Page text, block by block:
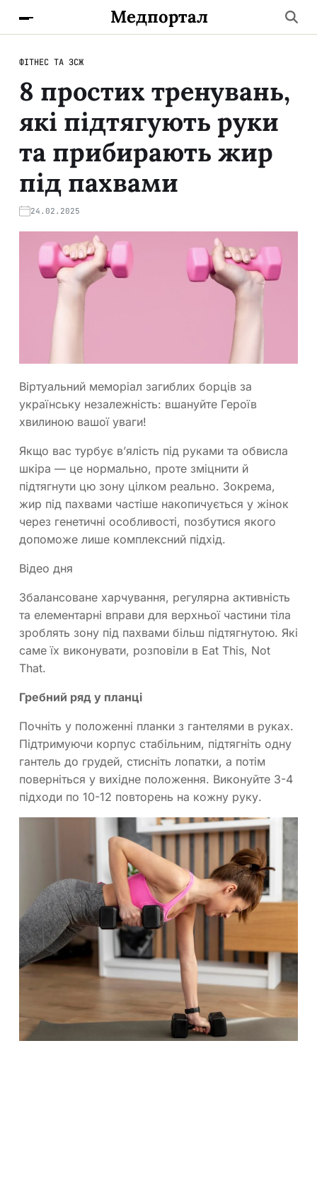
Медпортал
ФІТНЕС ТА ЗСЖ
8 простих тренувань,
які підтягують руки
та прибирають жир
під пахвами
24.02.2025
Віртуальний меморіал загиблих борців за
українську незалежність: вшануйте Героїв
хвилиною вашої уваги!
Якщо вас турбує в’ялість під руками та обвисла
шкіра — це нормально, проте зміцнити й
підтягнути цю зону цілком реально. Зокрема,
жир під пахвами частіше накопичується у жінок
через генетичні особливості, позбутися якого
допоможе лише комплексний підхід.
Відео дня
Збалансоване харчування, регулярна активність
та елементарні вправи для верхньої частини тіла
зроблять зону під пахвами більш підтягнутою. Які
саме їх виконувати, розповіли в Eat This, Not
That.
Гребний ряд у планці
Почніть у положенні планки з гантелями в руках.
Підтримуючи корпус стабільним, підтягніть одну
гантель до грудей, стисніть лопатки, а потім
поверніться у вихідне положення. Виконуйте 3-4
підходи по 10-12 повторень на кожну руку.